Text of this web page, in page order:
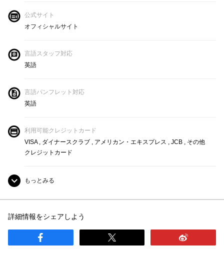
公式サイト
オフィシャルサイト
言語スタッフ対応
英語
言語パンフレット対応
英語
利用可能クレジットカード
VISA , ダイナースクラブ , アメリカン・エキスプレス , JCB , その他
クレジットカード
もっとみる
インフォメーションカウンター
手荷物預かり所
子供入場可能
詳細情報をシェアしよう